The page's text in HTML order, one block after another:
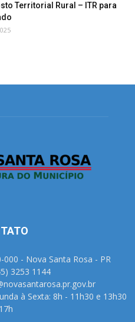
Territorial Rural – ITR para
- Nova Santa Rosa - PR
3253 1144
à Sexta: 8h - 11h30 e 13h30